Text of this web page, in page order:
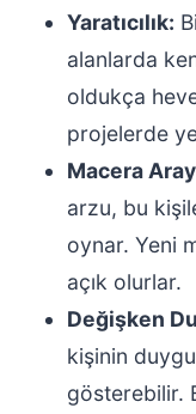
Yaratıcılık:
alanlarda
oldukça
projelerde
Macera
arzu, bu
oynar. Yeni
açık olurlar.
Değişken
kişinin
gösterebilir.